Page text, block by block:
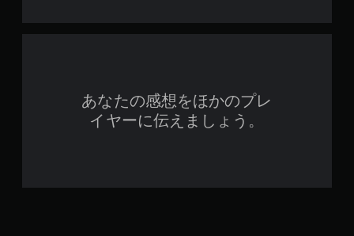
あなたの感想をほかのプレ
イヤーに伝えましょう。